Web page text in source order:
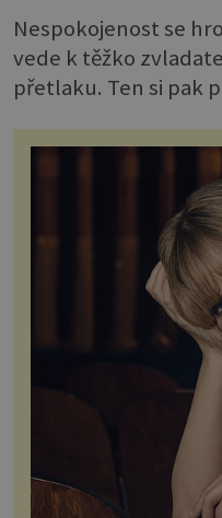
Nespokojenost se
vede k těžko
přetlaku. Ten si pak